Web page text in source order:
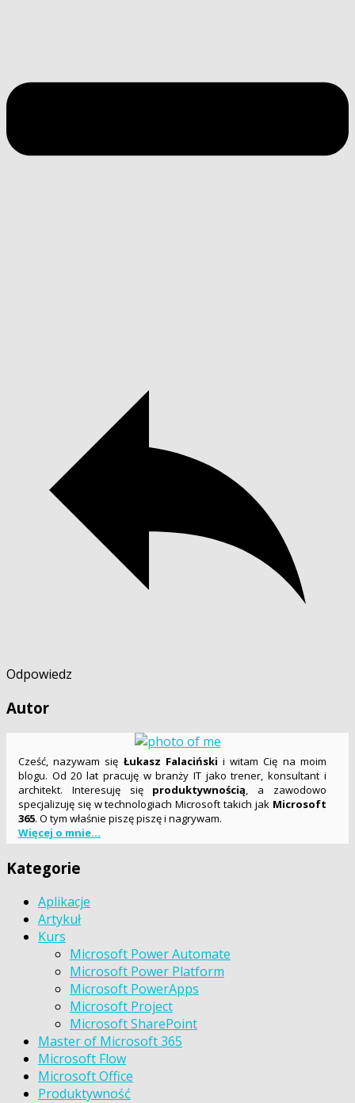
Odpowiedz
Autor
Cześć, nazywam się Łukasz Falaciński i witam Cię na moim
blogu. Od 20 lat pracuję w branży IT jako trener, konsultant i
architekt. Interesuję się produktywnością , a zawodowo
specjalizuję się w technologiach Microsoft takich jak Microsoft
365. O tym właśnie piszę piszę i nagrywam.
Więcej o mnie...
Kategorie
Aplikacje
Artykuł
Kurs
Microsoft Power Automate
Microsoft Power Platform
Microsoft PowerApps
Microsoft Project
Microsoft SharePoint
Master of Microsoft 365
Microsoft Flow
Microsoft Office
Produktywność